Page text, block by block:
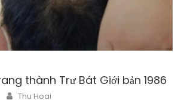
thành Trư Bát Giới bản 1986
Author
Thu Hoai